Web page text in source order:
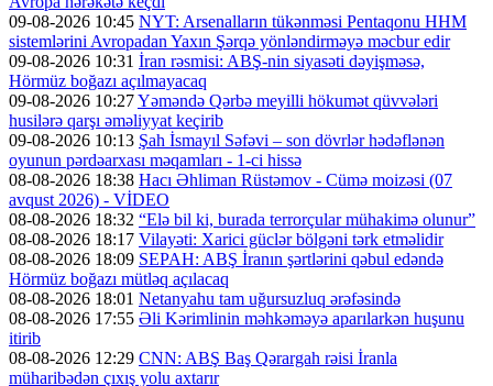
09-08-2026 10:45 NYT: Arsenalların tükənməsi Pentaqonu HHM
sistemlərini Avropadan Yaxın Şərqə yönləndirməyə məcbur edir
09-08-2026 10:31 İran rəsmisi: ABŞ-nin siyasəti dəyişməsə,
Hörmüz boğazı açılmayacaq
09-08-2026 10:27Yəməndə Qərbə meyilli hökumət qüvvələri
husilərə qarşı əməliyyat keçirib
09-08-2026 10:13 Şah İsmayıl Səfəvi – son dövrlər hədəflənən
oyunun pərdəarxası məqamları - 1-ci hissə
08-08-2026 18:38 Hacı Əhliman Rüstəmov - Cümə moizəsi (07
avqust 2026) - VİDEO
08-08-2026 18:32 “Elə bil ki, burada terrorçular mühakimə olunur”
08-08-2026 18:17 Vilayəti: Xarici güclər bölgəni tərk etməlidir
08-08-2026 18:09 SEPAH: ABŞ İranın şərtlərini qəbul edəndə
Hörmüz boğazı mütləq açılacaq
08-08-2026 18:01 Netanyahu tam uğursuzluq ərəfəsində
08-08-2026 17:55 Əli Kərimlinin məhkəməyə aparılarkən huşunu
itirib
08-08-2026 12:29 CNN: ABŞ Baş Qərargah rəisi İranla
müharibədən çıxış yolu axtarır